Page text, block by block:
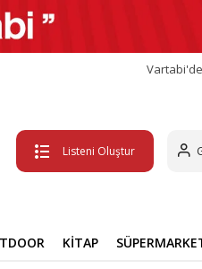
Listeni Oluştur
KİTAP